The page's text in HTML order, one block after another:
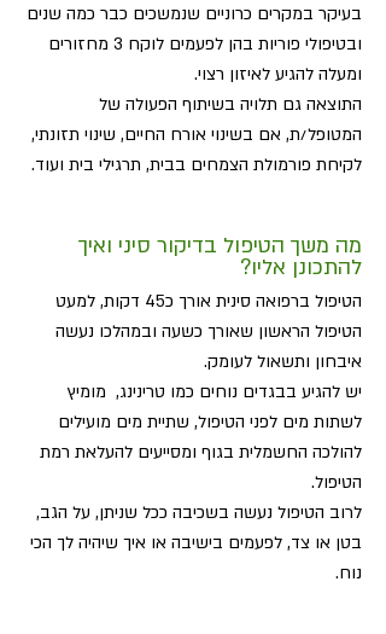
בעיקר במקרים כרוניים שנמשכים כבר כמה שנים
ובטיפולי פוריות בהן לפעמים לוקח 3 מחזורים
ומעלה להגיע לאיזון רצוי.
התוצאה גם תלויה בשיתוף הפעולה של
המטופל/ת, אם בשינוי אורח החיים, שינוי תזונתי,
לקיחת פורמולת הצמחים בבית, תרגילי בית ועוד.
מה משך הטיפול בדיקור סיני ואיך
להתכונן אליו?
הטיפול ברפואה סינית אורך כ45 דקות, למעט
הטיפול הראשון שאורך כשעה ובמהלכו נעשה
איבחון ותשאול לעומק.
יש להגיע בבגדים נוחים כמו טרינינג, מומיץ
לשתות מים לפני הטיפול, שתיית מים מועילים
להולכה החשמלית בגוף ומסייעים להעלאת רמת
הטיפול.
לרוב הטיפול נעשה בשכיבה ככל שניתן, על הגב,
בטן או צד, לפעמים בישיבה או איך שיהיה לך הכי
נוח.